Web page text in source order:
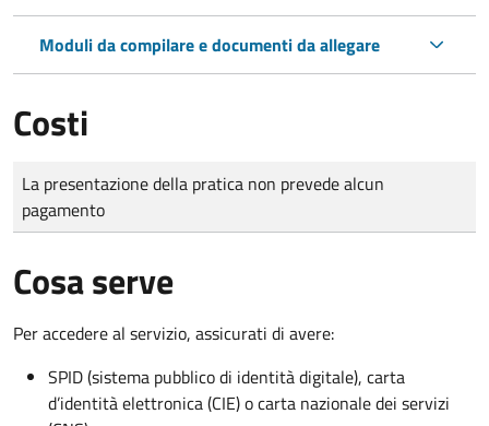
Moduli da compilare e documenti da allegare
Costi
Tipo di pagamento
Importo
La presentazione della pratica non prevede alcun
pagamento
Cosa serve
Per accedere al servizio, assicurati di avere:
SPID (sistema pubblico di identità digitale), carta
d’identità elettronica (CIE) o carta nazionale dei servizi